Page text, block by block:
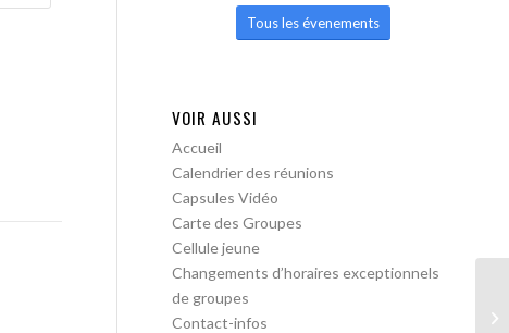
Tous les évenements
VOIR AUSSI
Accueil
Calendrier des réunions
Capsules Vidéo
Carte des Groupes
Cellule jeune
Changements d’horaires exceptionnels
de groupes
Contact-infos